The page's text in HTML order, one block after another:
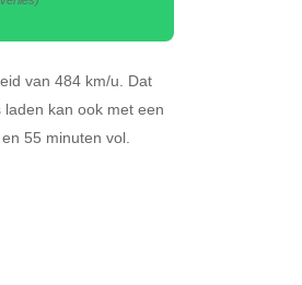
van 484 km/u. Dat
laden kan ook met een
55 minuten vol.